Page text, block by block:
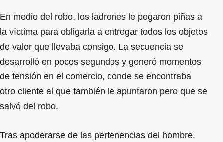
En medio del robo, los ladrones le pegaron piñas a
la víctima para obligarla a entregar todos los objetos
de valor que llevaba consigo. La secuencia se
desarrolló en pocos segundos y generó momentos
de tensión en el comercio, donde se encontraba
otro cliente al que también le apuntaron pero que se
salvó del robo.
Tras apoderarse de las pertenencias del hombre,